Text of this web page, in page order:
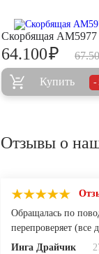
Скорбящая AM5977
64.100₽
Купить
Отзывы о
Обращалась по
перепроверяет (все
Инга Драйчик